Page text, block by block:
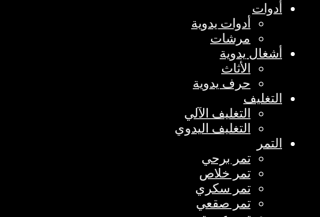
أدوات
أدوات يدوية
مرشات
أشغال يدوية
الأثاث
حرف يدوية
التغليف
التغليف الآلي
التغليف اليدوي
التمر
تمر برحي
تمر خلاص
تمر سكري
تمر صقعي